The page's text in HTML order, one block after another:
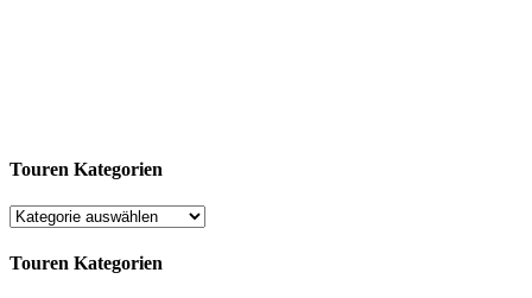
Touren Kategorien
Touren Kategorien